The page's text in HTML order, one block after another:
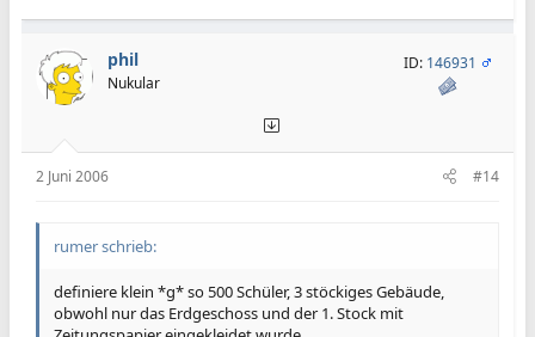
phil
Nukular
ID: 146931
2 Juni 2006 #14
rumer schrieb:
definiere klein *g* so 500 Schüler, 3 stöckiges Gebäude,
obwohl nur das Erdgeschoss und der 1. Stock mit